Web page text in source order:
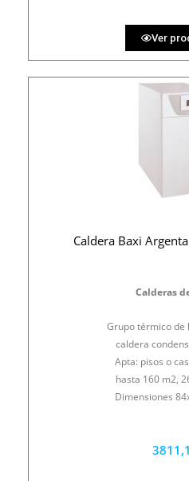
Ver
Caldera Baxi
Calderas
Grupo térmico de
caldera
Apta: pisos o
hasta 160 m2,
Dimensiones